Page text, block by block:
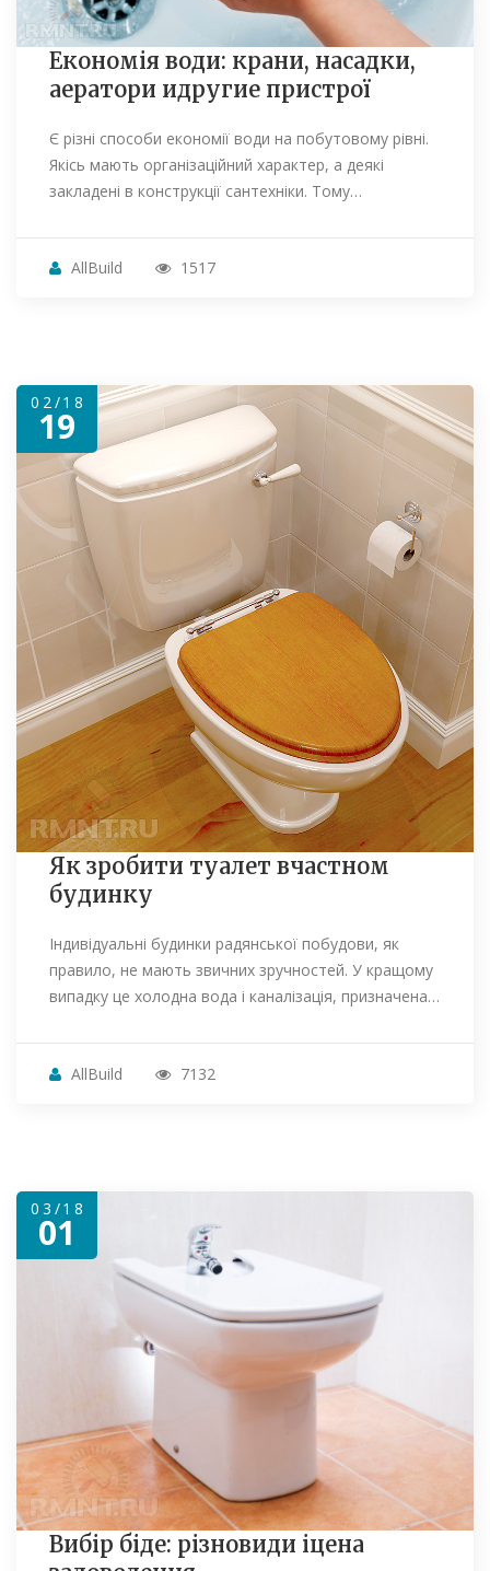
Економія води: крани, насадки,
аератори идругие пристрої
Є різні способи економії води на побутовому рівні.
Якісь мають організаційний характер, а деякі
закладені в конструкції сантехніки. Тому…
AllBuild 1517
02/18
19
Як зробити туалет вчастном
будинку
Індивідуальні будинки радянської побудови, як
правило, не мають звичних зручностей. У кращому
випадку це холодна вода і каналізація, призначена…
AllBuild 7132
03/18
01
Вибір біде: різновиди іцена